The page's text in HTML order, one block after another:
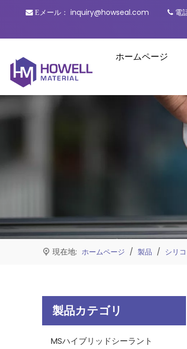
 Eメール： inquiry@howseal.com  電
ホームページ
現在地: ホームページ / 製品 / シリ
製品カテゴリ
MSハイブリッドシーラント